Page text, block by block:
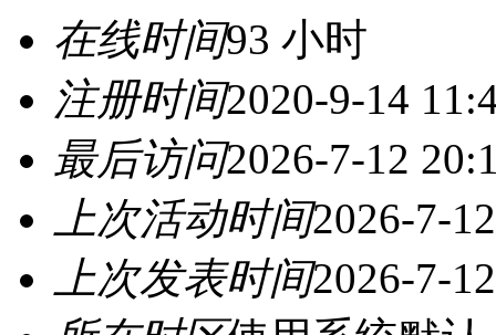
在线时间93 小时
注册时间2020-9-14
最后访问2026-7-12
上次活动时间2026-7-
上次发表时间2026-7-